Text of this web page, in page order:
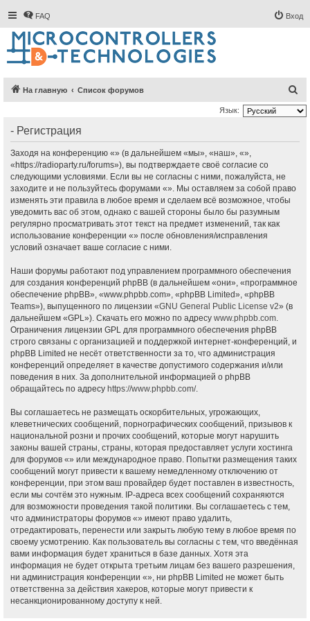
FAQ Вход
На главную Список форумов
о
Язык:
- Регистрация
Заходя на конференцию «» (в дальнейшем «мы», «наш», «»,
«https://radioparty.ru/forums»), вы подтверждаете своё согласие со
следующими условиями. Если вы не согласны с ними, пожалуйста, не
заходите и не пользуйтесь форумами «». Мы оставляем за собой право
изменять эти правила в любое время и сделаем всё возможное, чтобы
уведомить вас об этом, однако с вашей стороны было бы разумным
регулярно просматривать этот текст на предмет изменений, так как
использование конференции «» после обновления/исправления
условий означает ваше согласие с ними.
Наши форумы работают под управлением программного обеспечения
для создания конференций phpBB (в дальнейшем «они», «программное
обеспечение phpBB», «www.phpbb.com», «phpBB Limited», «phpBB
Teams»), выпущенного по лицензии «GNU General Public License v2» (в
дальнейшем «GPL»). Скачать его можно по адресу www.phpbb.com.
Ограничения лицензии GPL для программного обеспечения phpBB
строго связаны с организацией и поддержкой интернет-конференций, и
phpBB Limited не несёт ответственности за то, что администрация
конференций определяет в качестве допустимого содержания и/или
поведения в них. За дополнительной информацией о phpBB
обращайтесь по адресу https://www.phpbb.com/.
Вы соглашаетесь не размещать оскорбительных, угрожающих,
клеветнических сообщений, порнографических сообщений, призывов к
национальной розни и прочих сообщений, которые могут нарушить
законы вашей страны, страны, которая предоставляет услуги хостинга
для форумов «» или международное право. Попытки размещения таких
сообщений могут привести к вашему немедленному отключению от
конференции, при этом ваш провайдер будет поставлен в известность,
если мы сочтём это нужным. IP-адреса всех сообщений сохраняются
для возможности проведения такой политики. Вы соглашаетесь с тем,
что администраторы форумов «» имеют право удалить,
отредактировать, перенести или закрыть любую тему в любое время по
своему усмотрению. Как пользователь вы согласны с тем, что введённая
вами информация будет храниться в базе данных. Хотя эта
информация не будет открыта третьим лицам без вашего разрешения,
ни администрация конференции «», ни phpBB Limited не может быть
ответственна за действия хакеров, которые могут привести к
несанкционированному доступу к ней.